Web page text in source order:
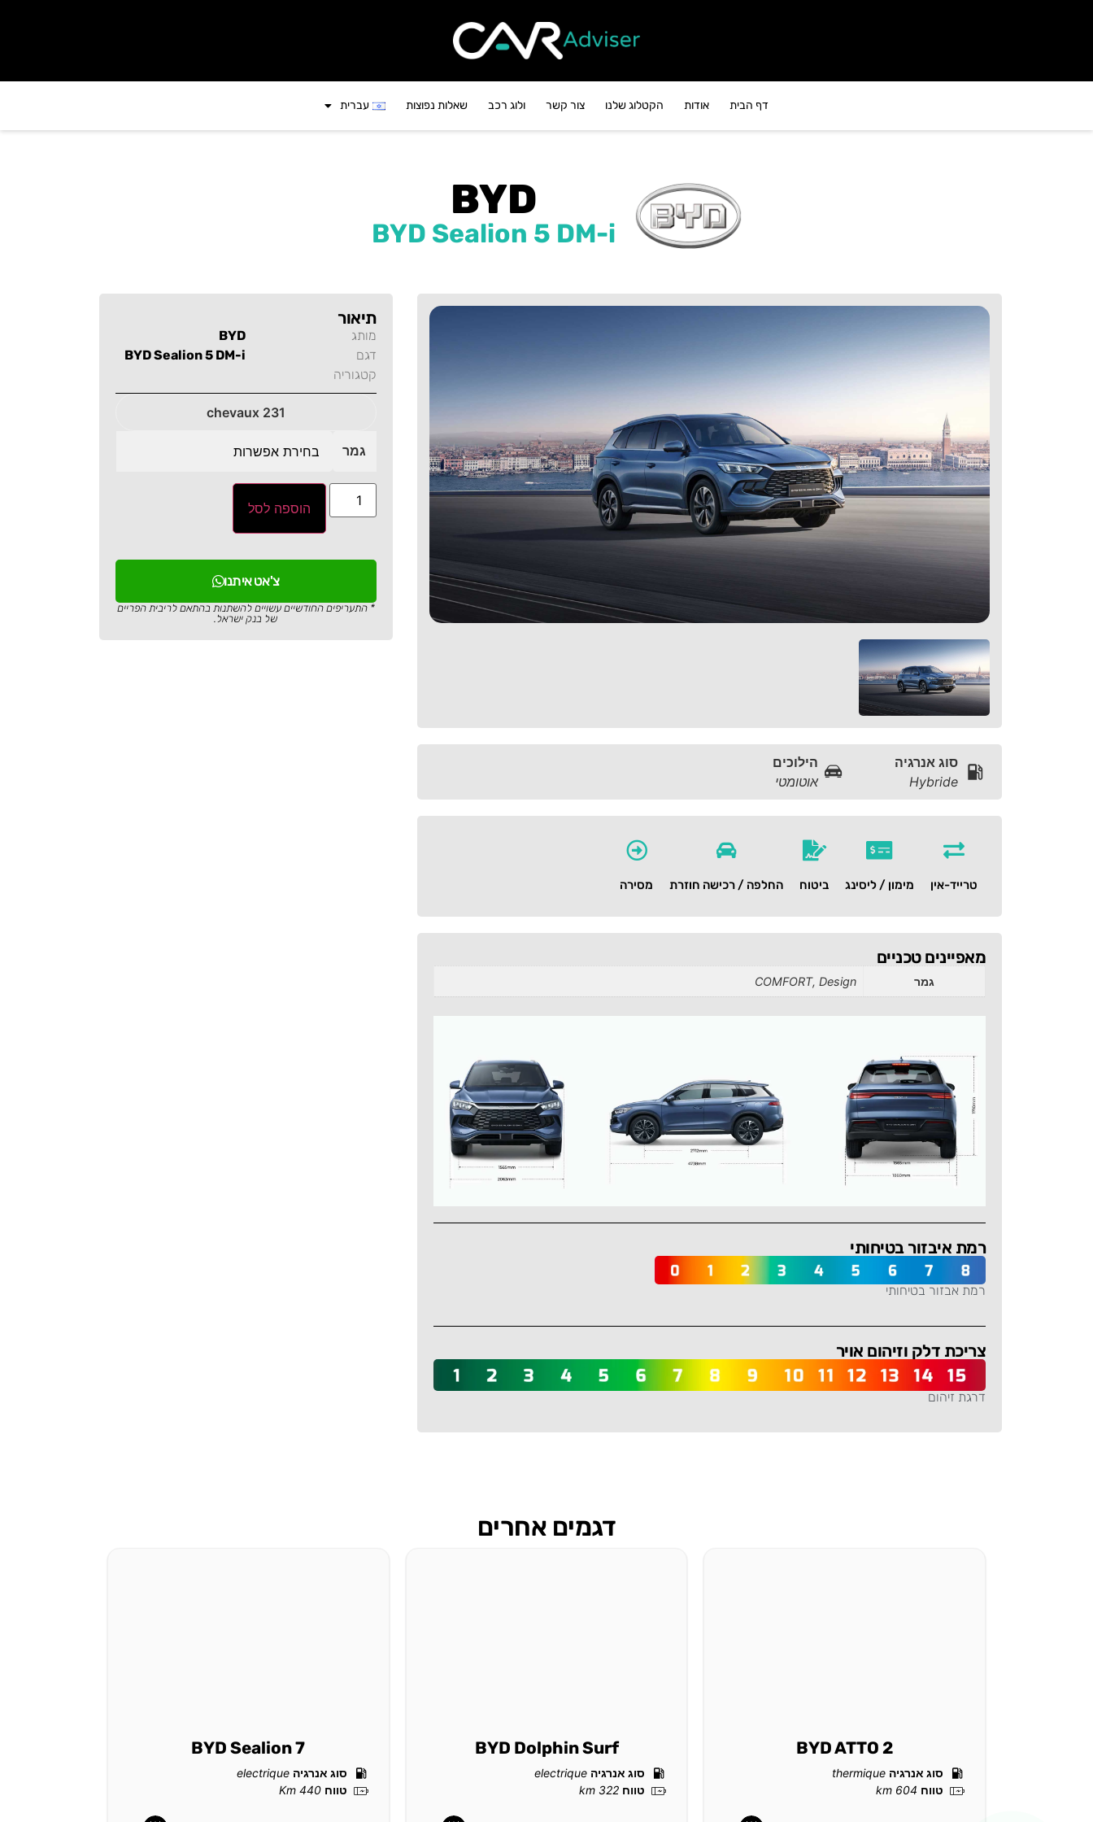
דף הבית אודות הקטלוג שלנו צור קשר ולוג רכב שאלות נפוצות עברית
BYD
BYD Sealion 5 DM-i
סוג אנרגיה
Hybride
הילוכים
אוטומטי
טרייד-אין מימון / ליסינג ביטוח החלפה / רכישה חוזרת מסירה
מאפיינים טכניים
גמר COMFORT, Design
רמת איבזור בטיחותי
רמת אבזור בטיחותי
צריכת דלק וזיהום אויר
דרגת זיהום
תיאור
מותג
BYD
דגם
BYD Sealion 5 DM-i
קטגוריה
231 chevaux
גמר
הוספה לסל
צ'אט איתנו
* התעריפים החודשיים עשויים להשתנות בהתאם לריבית הפריים
של בנק ישראל.
דגמים אחרים
BYD ATTO 2
סוג אנרגיה thermique
טווח 604 km
BYD Dolphin Surf
סוג אנרגיה electrique
טווח 322 km
BYD Sealion 7
סוג אנרגיה electrique
טווח 440 Km